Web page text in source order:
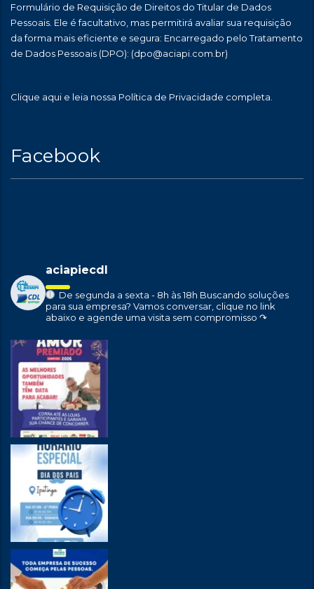
Formulário de Requisição de Direitos do Titular de Dados
Pessoais. Ele é facultativo, mas permitirá avaliar sua requisição
da forma mais eficiente e segura: Encarregado pelo Tratamento
de Dados Pessoais (DPO): (dpo@aciapi.com.br)
Clique aqui e leia nossa Política de Privacidade completa.
Facebook
aciapiecdl
De segunda a sexta - 8h às 18h Buscando soluções
para sua empresa? Vamos conversar, clique no link
abaixo e agende uma visita sem compromisso ↷